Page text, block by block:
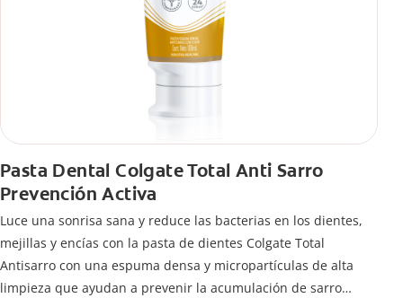
Pasta Dental Colgate Total Anti Sarro
Prevención Activa
Luce una sonrisa sana y reduce las bacterias en los dientes,
mejillas y encías con la pasta de dientes Colgate Total
Antisarro con una espuma densa y micropartículas de alta
limpieza que ayudan a prevenir la acumulación de sarro